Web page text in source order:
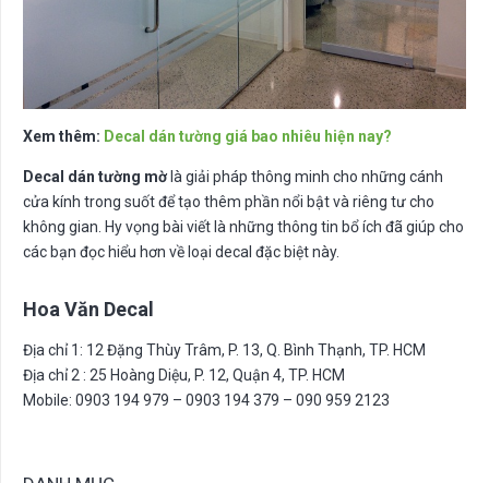
Xem thêm: Decal dán tường giá bao nhiêu hiện nay?
Decal dán tường mờlà giải pháp thông minh cho những cánh
cửa kính trong suốt để tạo thêm phần nổi bật và riêng tư cho
không gian. Hy vọng bài viết là những thông tin bổ ích đã giúp cho
các bạn đọc hiểu hơn về loại decal đặc biệt này.
Hoa Văn Decal
Địa chỉ 1: 12 Đặng Thùy Trâm, P. 13, Q. Bình Thạnh, TP. HCM
Địa chỉ 2 : 25 Hoàng Diệu, P. 12, Quận 4, TP. HCM
Mobile: 0903 194 979 – 0903 194 379 – 090 959 2123